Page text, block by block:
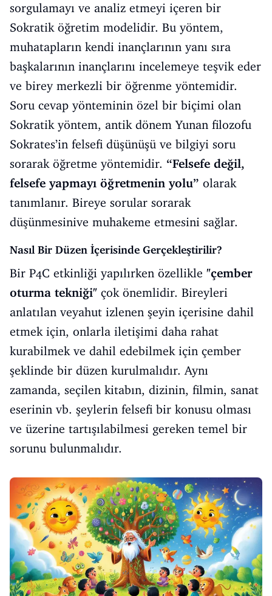
sorgulamayı ve analiz etmeyi içeren bir
Sokratik öğretim modelidir. Bu yöntem,
muhatapların kendi inançlarının yanı sıra
başkalarının inançlarını incelemeye teşvik eder
ve birey merkezli bir öğrenme yöntemidir.
Soru cevap yönteminin özel bir biçimi olan
Sokratik yöntem, antik dönem Yunan filozofu
Sokrates’in felsefi düşünüşü ve bilgiyi soru
sorarak öğretme yöntemidir. “Felsefe değil,
felsefe yapmayı öğretmenin yolu” olarak
tanımlanır. Bireye sorular sorarak
düşünmesinive muhakeme etmesini sağlar.
Nasıl Bir Düzen İçerisinde Gerçekleştirilir?
Bir P4C etkinliği yapılırken özellikle "çember
oturma tekniği" çok önemlidir. Bireyleri
anlatılan veyahut izlenen şeyin içerisine dahil
etmek için, onlarla iletişimi daha rahat
kurabilmek ve dahil edebilmek için çember
şeklinde bir düzen kurulmalıdır. Aynı
zamanda, seçilen kitabın, dizinin, filmin, sanat
eserinin vb. şeylerin felsefi bir konusu olması
ve üzerine tartışılabilmesi gereken temel bir
sorunu bulunmalıdır.